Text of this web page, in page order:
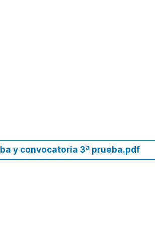
y convocatoria 3ª prueba.pdf